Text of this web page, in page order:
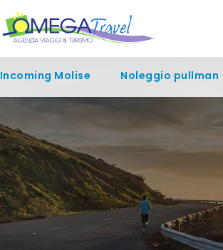
Incoming Molise Noleggio pullman